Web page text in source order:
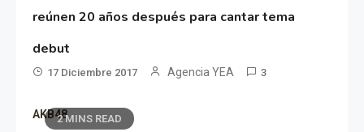
reúnen 20 años después para cantar tema
debut
17 Diciembre 2017 Agencia YEA 3
2 MINS READ
AKB48